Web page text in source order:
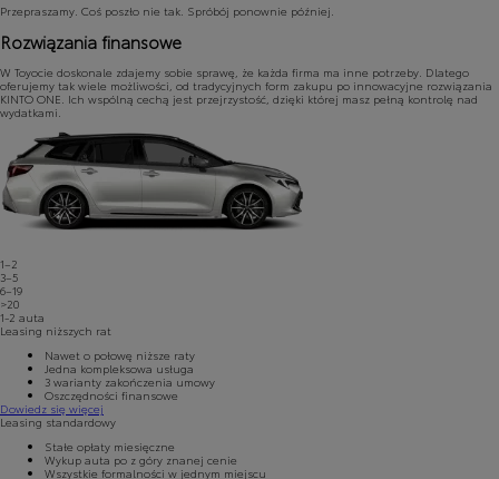
Przepraszamy. Coś poszło nie tak. Spróbój ponownie później.
Rozwiązania finansowe
W Toyocie doskonale zdajemy sobie sprawę, że każda firma ma inne potrzeby. Dlatego
oferujemy tak wiele możliwości, od tradycyjnych form zakupu po innowacyjne rozwiązania
KINTO ONE. Ich wspólną cechą jest przejrzystość, dzięki której masz pełną kontrolę nad
wydatkami.
1–2
3–5
6–19
>20
1-2 auta
Leasing niższych rat
Nawet o połowę niższe raty
Jedna kompleksowa usługa
3 warianty zakończenia umowy
Oszczędności finansowe
Dowiedz się więcej
Leasing standardowy
Stałe opłaty miesięczne
Wykup auta po z góry znanej cenie
Wszystkie formalności w jednym miejscu